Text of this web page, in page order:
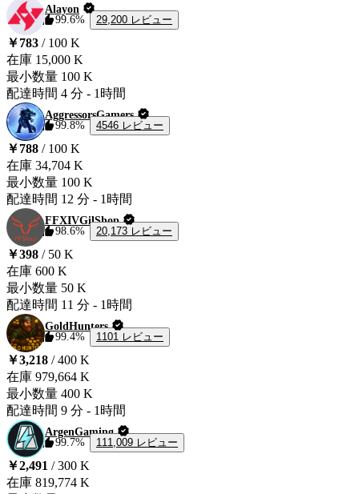
Alayon
99.6%
29,200 レビュー
￥783 / 100 K
在庫 15,000 K
最小数量 100 K
配達時間 4 分 - 1時間
AggressorsGamers
99.8%
4546 レビュー
￥788 / 100 K
在庫 34,704 K
最小数量 100 K
配達時間 12 分 - 1時間
FFXIVGilShop
98.6%
20,173 レビュー
￥398 / 50 K
在庫 600 K
最小数量 50 K
配達時間 11 分 - 1時間
GoldHunters
99.4%
1101 レビュー
￥3,218 / 400 K
在庫 979,664 K
最小数量 400 K
配達時間 9 分 - 1時間
ArgenGaming
99.7%
111,009 レビュー
￥2,491 / 300 K
在庫 819,774 K